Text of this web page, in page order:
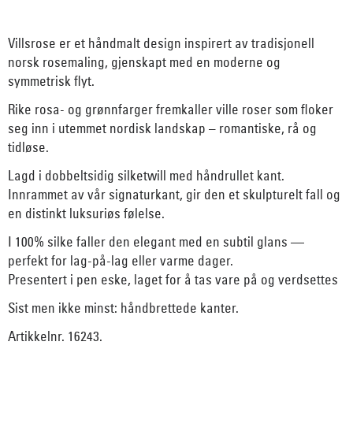
Villsrose er et håndmalt design inspirert av tradisjonell
norsk rosemaling, gjenskapt med en moderne og
symmetrisk flyt.
Rike rosa- og grønnfarger fremkaller ville roser som floker
seg inn i utemmet nordisk landskap – romantiske, rå og
tidløse.
Lagd i dobbeltsidig silketwill med håndrullet kant.
Innrammet av vår signaturkant, gir den et skulpturelt fall og
en distinkt luksuriøs følelse.
I 100% silke faller den elegant med en subtil glans —
perfekt for lag-på-lag eller varme dager.
Presentert i pen eske, laget for å tas vare på og verdsettes
Sist men ikke minst: håndbrettede kanter.
Artikkelnr. 16243.